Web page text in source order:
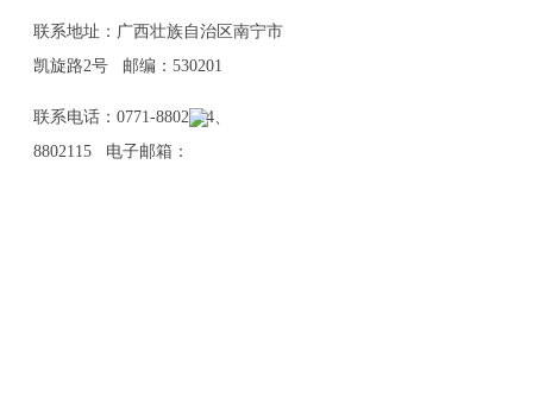
联系地址：广西壮族自治区南宁市
凯旋路2号 邮编：530201
联系电话：0771-8802114、
8802115 电子邮箱：